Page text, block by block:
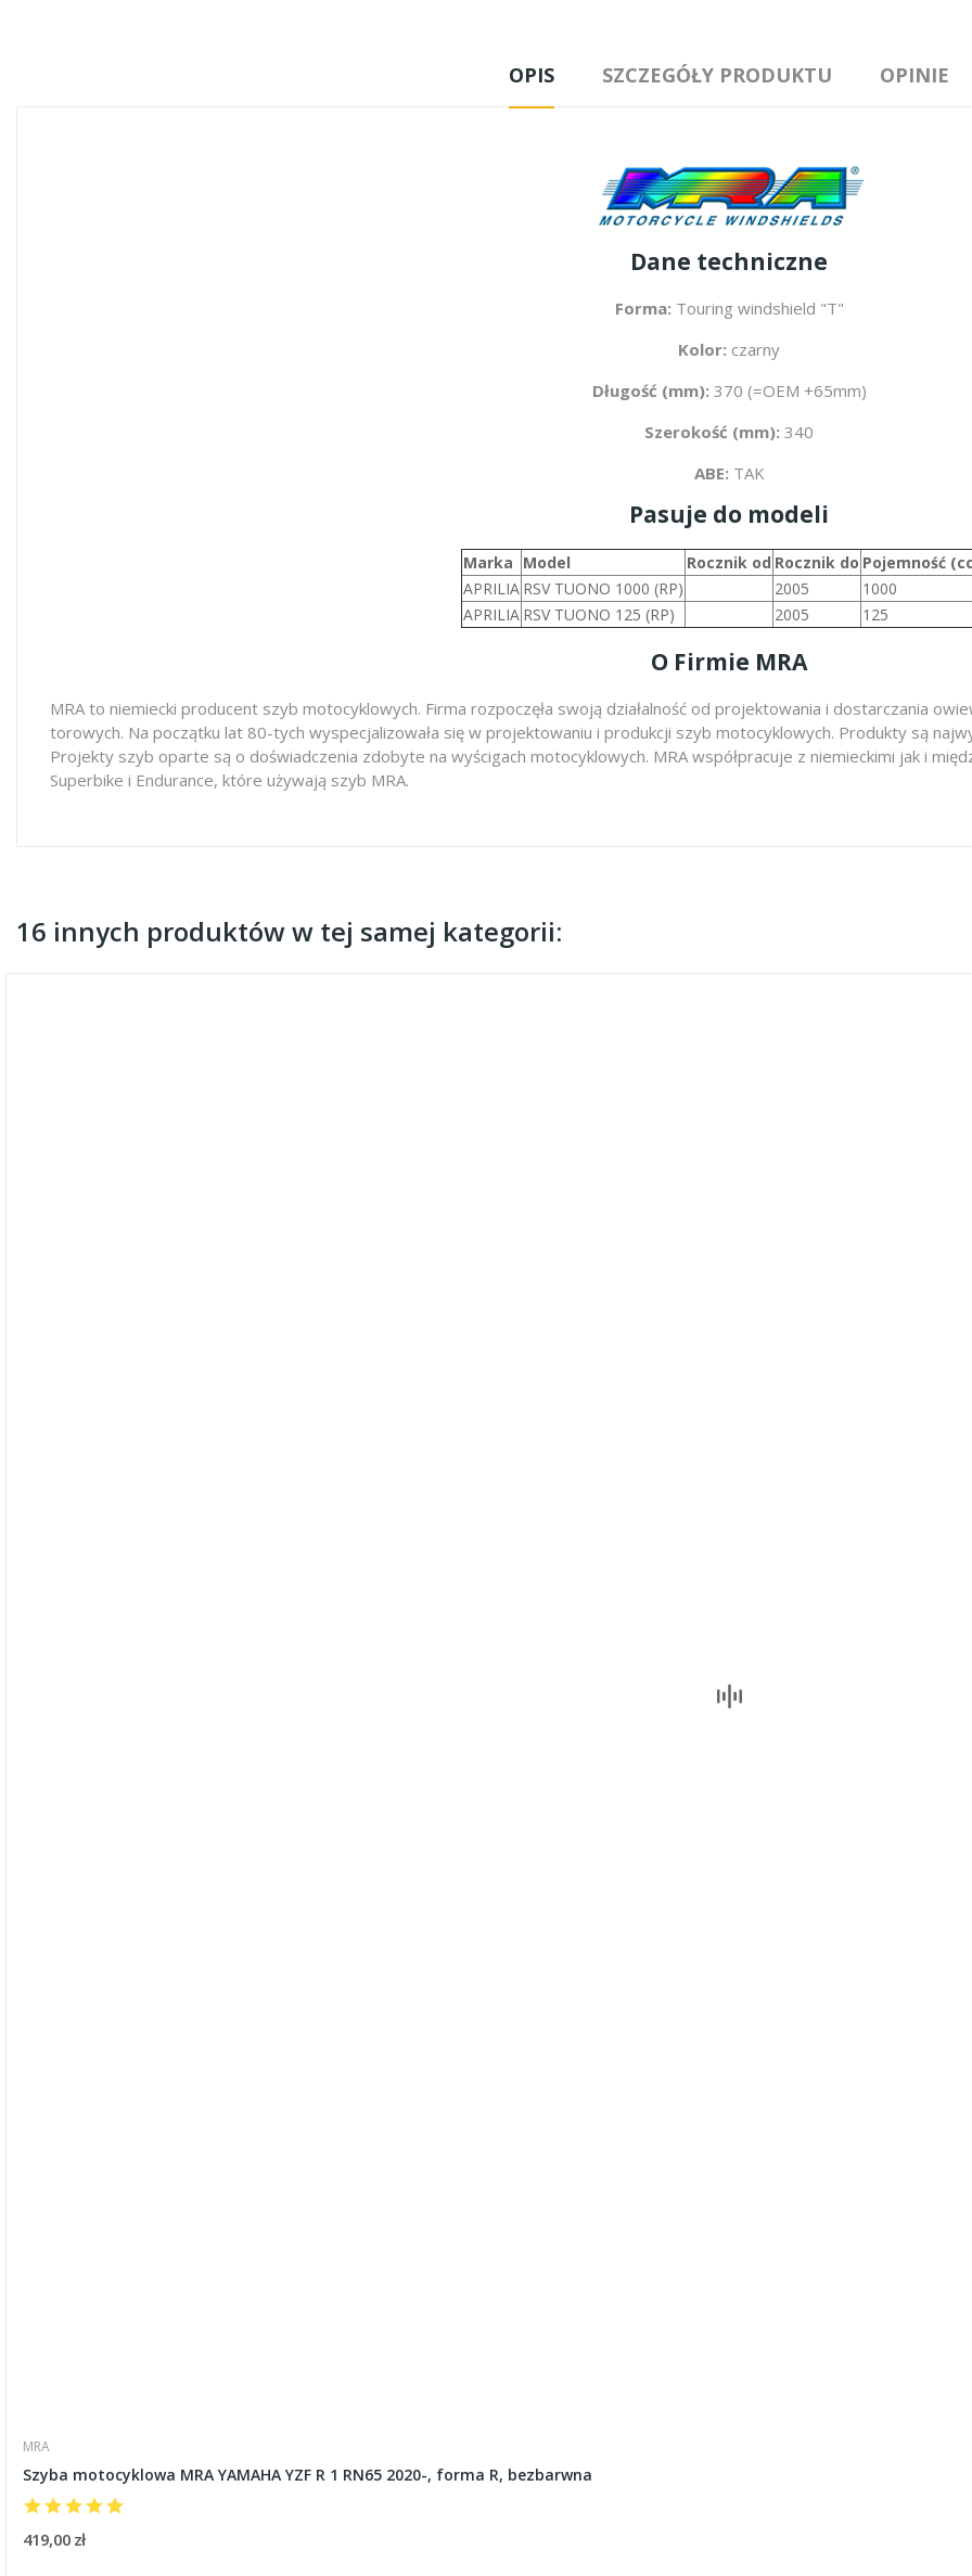
OPIS SZCZEGÓŁY PRODUKTU OPINIE
Dane techniczne
Forma: Touring windshield "T"
Kolor: czarny
Długość (mm): 370 (=OEM +65mm)
Szerokość (mm): 340
ABE: TAK
Pasuje do modeli
Marka Model Rocznik od Rocznik do Pojemność
APRILIA RSV TUONO 1000 (RP) 2005
1000
APRILIA RSV TUONO 125 (RP) 2005 125
O Firmie MRA
MRA to niemiecki producent szyb motocyklowych. Firma rozpoczęła swoją działalność od projektowania i dostarczania
torowych. Na początku lat 80-tych wyspecjalizowała się w projektowaniu i produkcji szyb motocyklowych. Produkty są
Projekty szyb oparte są o doświadczenia zdobyte na wyścigach motocyklowych. MRA współpracuje z niemieckimi jak i
Superbike i Endurance, które używają szyb MRA.
16 innych produktów w tej samej kategorii:
MRA
Szyba motocyklowa MRA YAMAHA YZF R 1 RN65 2020-, forma R, bezbarwna
419,00 zł